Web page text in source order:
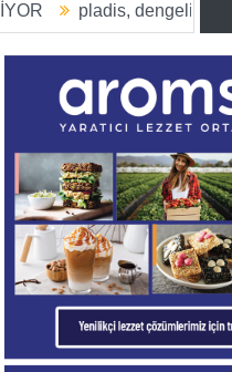
pladis, dengeli beslenmeye